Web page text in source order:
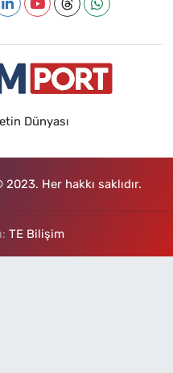
Dünyası
Her hakkı saklıdır.
TE Bilişim